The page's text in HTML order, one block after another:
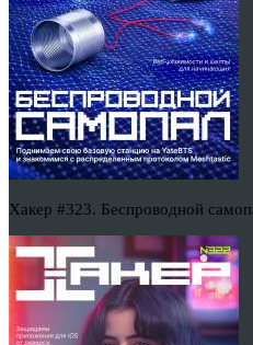
Хакер #323. Беспроводной